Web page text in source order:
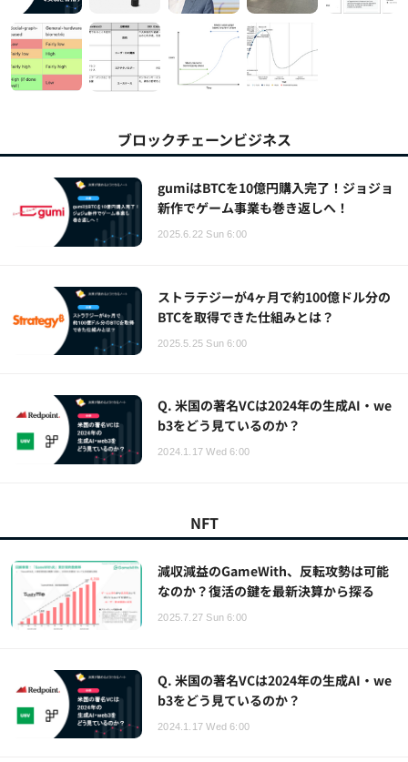
ブロックチェーンビジネス
gumiはBTCを10億円購入完了！ジョジョ
新作でゲーム事業も巻き返しへ！
2025.6.22 Sun 6:00
ストラテジーが4ヶ月で約100億ドル分の
BTCを取得できた仕組みとは？
2025.5.25 Sun 6:00
Q. 米国の著名VCは2024年の生成AI・we
b3をどう見ているのか？
2024.1.17 Wed 6:00
NFT
減収減益のGameWith、反転攻勢は可能
なのか？復活の鍵を最新決算から探る
2025.7.27 Sun 6:00
Q. 米国の著名VCは2024年の生成AI・we
b3をどう見ているのか？
2024.1.17 Wed 6:00